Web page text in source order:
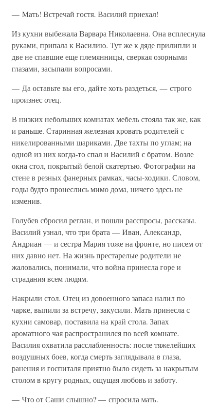
— Мать! Встречай гостя. Василий приехал!
Из кухни выбежала Варвара Николаевна. Она всплеснула
руками, припала к Василию. Тут же к дяде прилипли и
две не спавшие еще племянницы, сверкая озорными
глазами, засыпали вопросами.
— Да оставьте вы его, дайте хоть раздеться, — строго
произнес отец.
В низких небольших комнатах мебель стояла так же, как
и раньше. Старинная железная кровать родителей с
никелированными шариками. Две тахты по углам; на
одной из них когда-то спал и Василий с братом. Возле
окна стол, покрытый белой скатертью. Фотографии на
стене в резных фанерных рамках, часы-ходики. Словом,
годы будто пронеслись мимо дома, ничего здесь не
изменив.
Голубев сбросил реглан, и пошли расспросы, рассказы.
Василий узнал, что три брата — Иван, Александр,
Андриан — и сестра Мария тоже на фронте, но писем от
них давно нет. На жизнь престарелые родители не
жаловались, понимали, что война принесла горе и
страдания всем людям.
Накрыли стол. Отец из довоенного запаса налил по
чарке, выпили за встречу, закусили. Мать принесла с
кухни самовар, поставила на край стола. Запах
ароматного чая распространился по всей комнате.
Василия охватила расслабленность: после тяжелейших
воздушных боев, когда смерть заглядывала в глаза,
ранения и госпиталя приятно было сидеть за накрытым
столом в кругу родных, ощущая любовь и заботу.
— Что от Саши слышно? — спросила мать.